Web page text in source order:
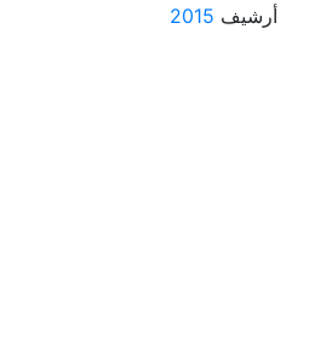
أرشيف 2015